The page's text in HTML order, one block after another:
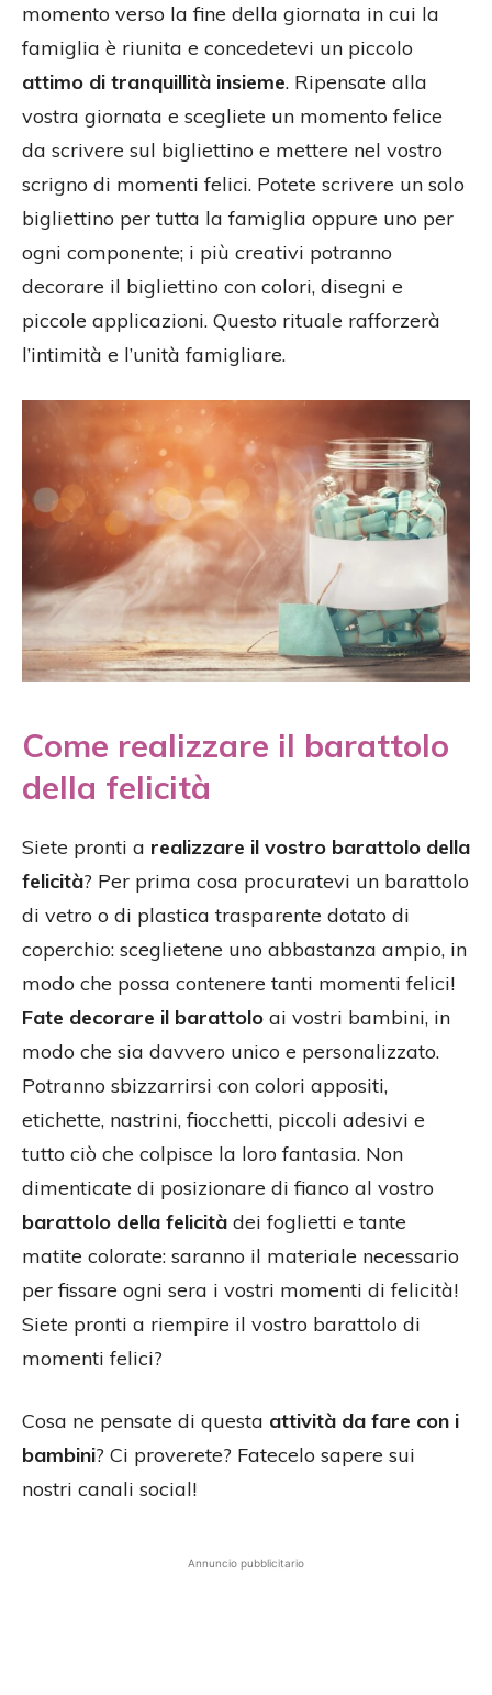
momento verso la fine della giornata in cui la
famiglia è riunita e concedetevi un piccolo
attimo di tranquillità insieme. Ripensate alla
vostra giornata e scegliete un momento felice
da scrivere sul bigliettino e mettere nel vostro
scrigno di momenti felici. Potete scrivere un solo
bigliettino per tutta la famiglia oppure uno per
ogni componente; i più creativi potranno
decorare il bigliettino con colori, disegni e
piccole applicazioni. Questo rituale rafforzerà
l’intimità e l’unità famigliare.
Come realizzare il barattolo
della felicità
Siete pronti a realizzare il vostro barattolo della
felicità? Per prima cosa procuratevi un barattolo
di vetro o di plastica trasparente dotato di
coperchio: sceglietene uno abbastanza ampio, in
modo che possa contenere tanti momenti felici!
Fate decorare il barattolo ai vostri bambini, in
modo che sia davvero unico e personalizzato.
Potranno sbizzarrirsi con colori appositi,
etichette, nastrini, fiocchetti, piccoli adesivi e
tutto ciò che colpisce la loro fantasia. Non
dimenticate di posizionare di fianco al vostro
barattolo della felicità dei foglietti e tante
matite colorate: saranno il materiale necessario
per fissare ogni sera i vostri momenti di felicità!
Siete pronti a riempire il vostro barattolo di
momenti felici?
Cosa ne pensate di questa attività da fare con i
bambini? Ci proverete? Fatecelo sapere sui
nostri canali social!
Annuncio pubblicitario